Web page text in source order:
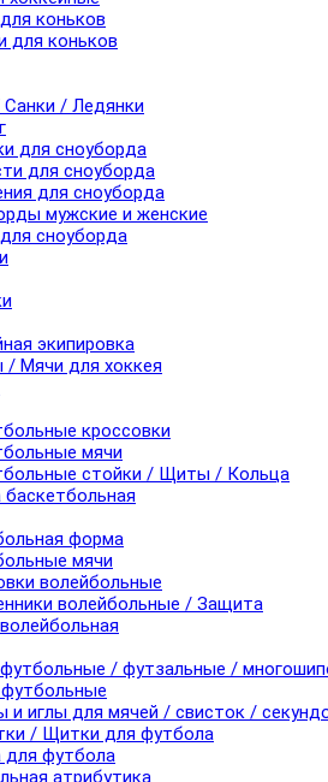
коньков
для коньков
/ Ледянки
для сноуборда
для сноуборда
для сноуборда
мужские и женские
сноуборда
экипировка
Мячи для хоккея
кроссовки
мячи
стойки / Щиты / Кольца
форма
мячи
волейбольные
волейбольные / Защита
/ футзальные /
и иглы для мячей / свисток /
/ Щитки для футбола
футбола
атрибутика